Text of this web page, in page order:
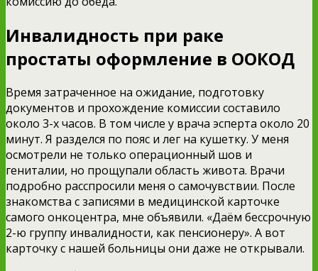
Инвалидность при раке
простаты оформление в ООКОД
Время затраченное на ожидание, подготовку
документов и прохождение комиссии составило
около 3-х часов. В том числе у врача эсперта около 20
минут. Я разделся по пояс и лег на кушетку. У меня
осмотрели не только операционный шов и
гениталии, но прощупали область живота. Врачи
подробно расспросили меня о самочувствии. После
знакомства с записями в медицинской карточке
самого онкоцентра, мне объявили. «Даём бессрочную
2-ю группу инвалидности, как пенсионеру». А вот
карточку с нашей больницы они даже не открывали.